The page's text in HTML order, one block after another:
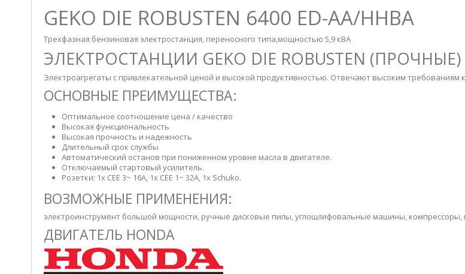
GEKO DIE ROBUSTEN 6400 ED-AA/HHBA
Трехфазная бензиновая электростанция, переносного типа,мощностью 5,9 кВА
ЭЛЕКТРОСТАНЦИИ GEKO DIE ROBUSTEN (ПРОЧНЫЕ)
Электроагрегаты с привлекательной ценой и высокой продуктивностью. Отвечают высоким требованиям
ОСНОВНЫЕ ПРЕИМУЩЕСТВА:
Оптимальное соотношение цена / качество
Высокая функциональность
Высокая прочность и надежность
Длительный срок службы
Автоматический останов при пониженном уровне масла в двигателе.
Отключаемый стартовый усилитель.
Розетки: 1х СЕЕ 3~ 16А, 1х СЕЕ 1~ 32А, 1x Schuko.
ВОЗМОЖНЫЕ ПРИМЕНЕНИЯ:
электроинструмент большой мощности, ручные дисковые пилы, углошлифовальные машины, компрессоры,
ДВИГАТЕЛЬ HONDA